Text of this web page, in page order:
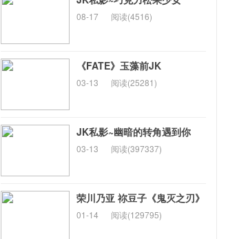
08-17 阅读(4516)
《FATE》玉藻前JK
03-13 阅读(25281)
JK私影~幽暗的转角遇到你
03-13 阅读(397337)
荣川乃亚 祢豆子《鬼灭之刃》
01-14 阅读(129795)